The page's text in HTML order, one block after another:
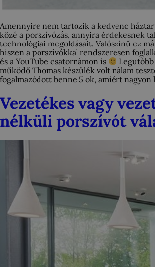
Amennyire nem tartozik a kedvenc
közé a porszívózás, annyira érdekesnek
technológiai megoldásait. Valószínű ez
hiszen a porszívókkal rendszeresen
és a YouTube csatornámon is
működő Thomas készülék volt nálam
fogalmazódott benne 5 ok, amiért nagyon
Vezetékes vagy
nélküli porszívót